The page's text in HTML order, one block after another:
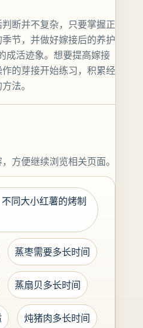
断并不复杂，只要掌握正
节，并做好嫁接后的养护
成活迹象。想要提高嫁接
的芽接开始练习，积累经
法。
方便继续浏览相关页面。
同大小红薯的烤制
蒸枣需要多长时间
蒸扇贝多长时间
炖猪肉多长时间